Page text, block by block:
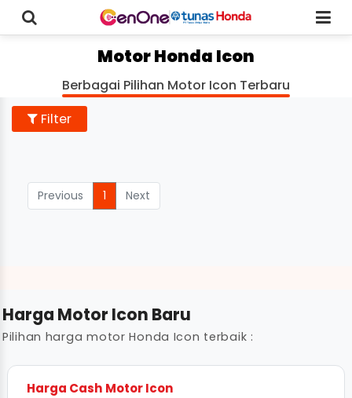
Motor Honda Icon
Berbagai Pilihan Motor Icon Terbaru
Filter
Previous 1 Next
Harga Motor Icon Baru
Pilihan harga motor Honda Icon terbaik :
Harga Cash Motor Icon